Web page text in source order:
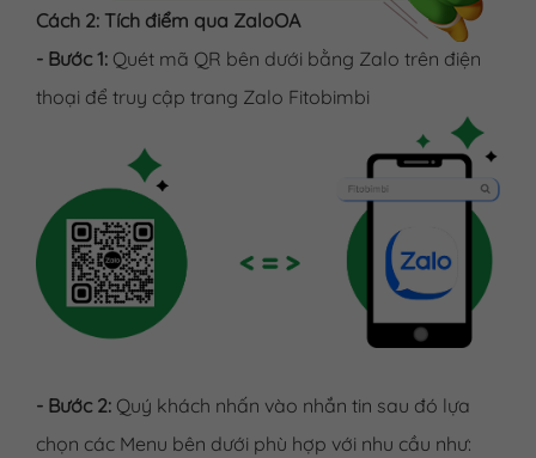
Cách 2: Tích điểm qua ZaloOA
- Bước 1: Quét mã QR bên dưới bằng Zalo trên điện
thoại để truy cập trang Zalo Fitobimbi
- Bước 2: Quý khách nhấn vào nhắn tin sau đó lựa
chọn các Menu bên dưới phù hợp với nhu cầu như: